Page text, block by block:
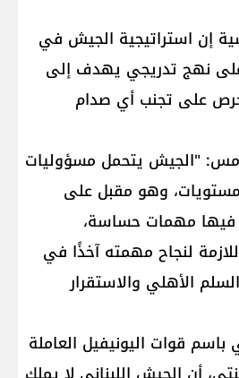
إن استراتيجية الجيش في
نهج تدريجي يهدف إلى
على تجنب أي صدام
"الجيش يتحمل مسؤوليات
وهو مقبل على
فيها مهمات حساسة،
لنجاح مهمته آخذًا في
السلم اﻷهلي واﻻستقرار
قوات اليونيفيل العاملة